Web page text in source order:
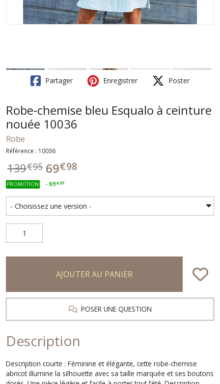
Partager Enregistrer Poster
Robe-chemise bleu Esqualo à ceinture
nouée 10036
Robe
Référence : 10036
139€95 69€98
PROMOTION - 69€97
AJOUTER AU PANIER
POSER UNE QUESTION
Description
Description courte : Féminine et élégante, cette robe-chemise
abricot illumine la silhouette avec sa taille marquée et ses boutons